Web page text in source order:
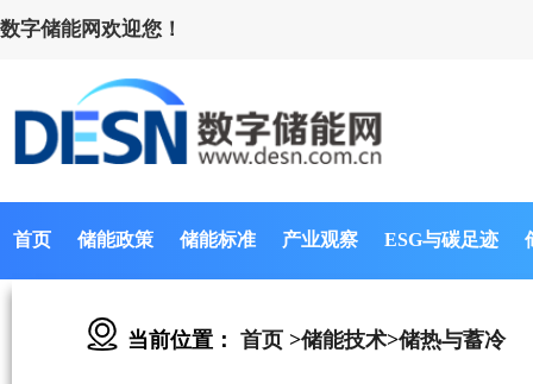
数字储能网欢迎您！
首页 储能政策 储能标准 产业观察 ESG与碳足迹
当前位置： 首页 >储能技术>储热与蓄冷